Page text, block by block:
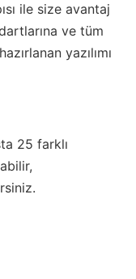
ile size avantaj
ve tüm
yazılımı
25 farklı